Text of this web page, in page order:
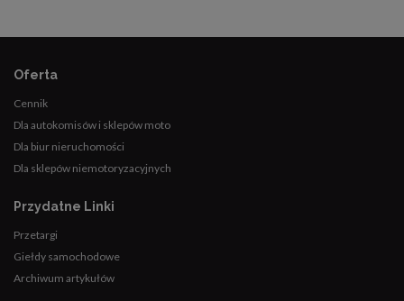
Oferta
Cennik
Dla autokomisów i sklepów moto
Dla biur nieruchomości
Dla sklepów niemotoryzacyjnych
Przydatne Linki
Przetargi
Giełdy samochodowe
Archiwum artykułów